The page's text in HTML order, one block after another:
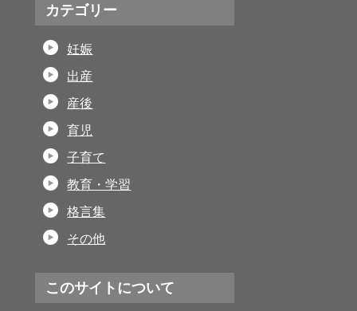
カテゴリー
妊娠
出産
産後
育児
子育て
教育・学習
格言集
その他
このサイトについて